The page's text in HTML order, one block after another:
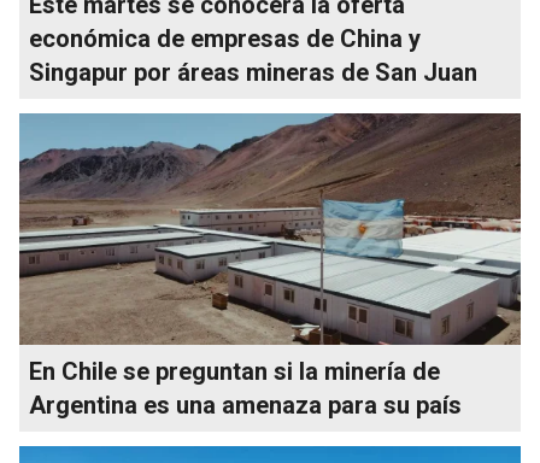
económica de empresas de China y
Singapur por áreas mineras de San Juan
En Chile se preguntan si la minería de
Argentina es una amenaza para su país